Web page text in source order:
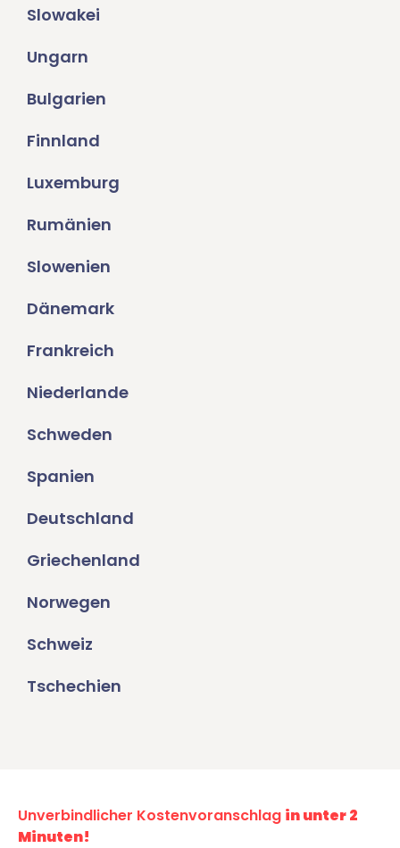
Slowakei
Ungarn
Bulgarien
Finnland
Luxemburg
Rumänien
Slowenien
Dänemark
Frankreich
Niederlande
Schweden
Spanien
Deutschland
Griechenland
Norwegen
Schweiz
Tschechien
Unverbindlicher Kostenvoranschlag in unter 2
Minuten!